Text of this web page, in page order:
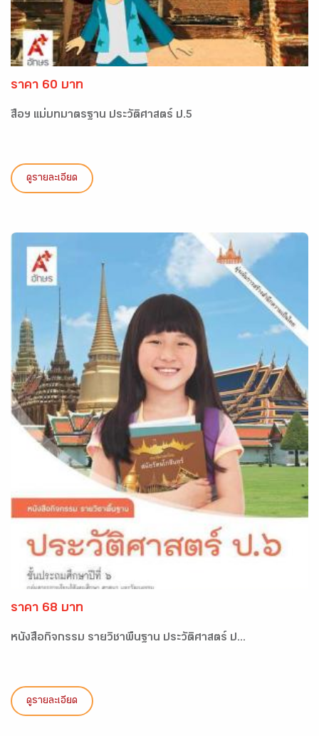
ราคา 60 บาท
สื่อฯ แม่บทมาตรฐาน ประวัติศาสตร์ ป.5
ดูรายละเอียด
ราคา 68 บาท
หนังสือกิจกรรม รายวิชาพื้นฐาน ประวัติศาสตร์ ป...
ดูรายละเอียด